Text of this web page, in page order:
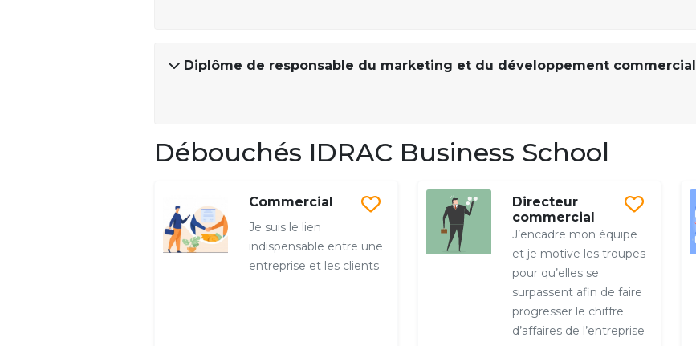
Diplôme de responsable du marketing et du développement commercial
Débouchés IDRAC Business School
Commercial
Je suis le lien
indispensable entre une
entreprise et les clients
Directeur
commercial
J’encadre mon équipe
et je motive les troupes
pour qu’elles se
surpassent afin de faire
progresser le chiffre
d’affaires de l’entreprise